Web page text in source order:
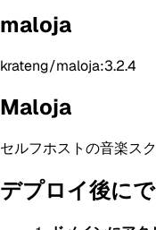
maloja
krateng/maloja:3.2.4
Maloja
セルフホストの音楽ス
デプロイ後に